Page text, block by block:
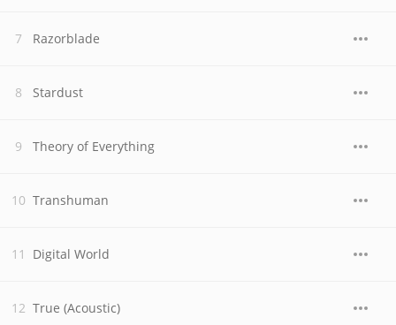
Razorblade
Stardust
Theory of Everything
Transhuman
Digital World
True (Acoustic)